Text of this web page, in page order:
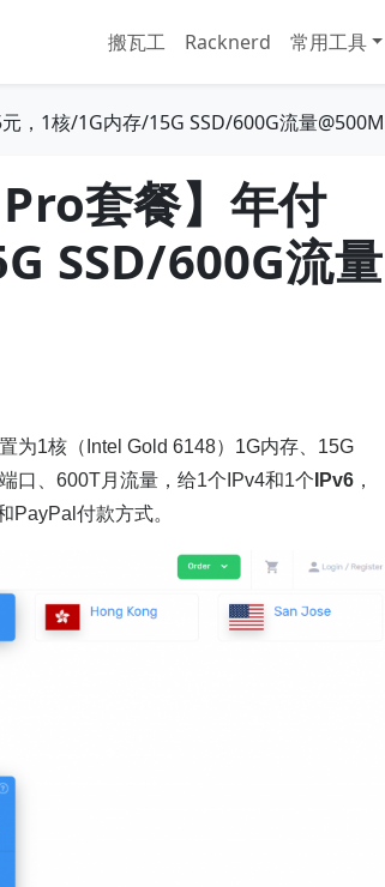
搬瓦工 Racknerd 常用工具
，1核/1G内存/15G SSD/600G流量
套餐】年付
SSD/600G流量
为1核（Intel Gold 6148）1G内存、15G
端口、600T月流量，给1个IPv4和1个 IPv6 ，
PayPal付款方式。